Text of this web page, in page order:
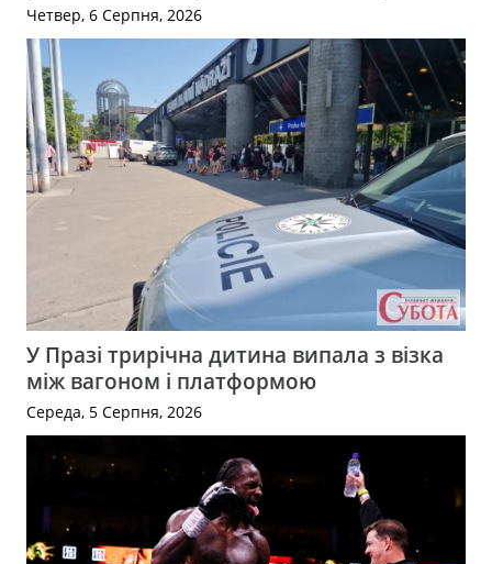
Четвер, 6 Серпня, 2026
У Празі трирічна дитина випала з візка
між вагоном і платформою
Середа, 5 Серпня, 2026